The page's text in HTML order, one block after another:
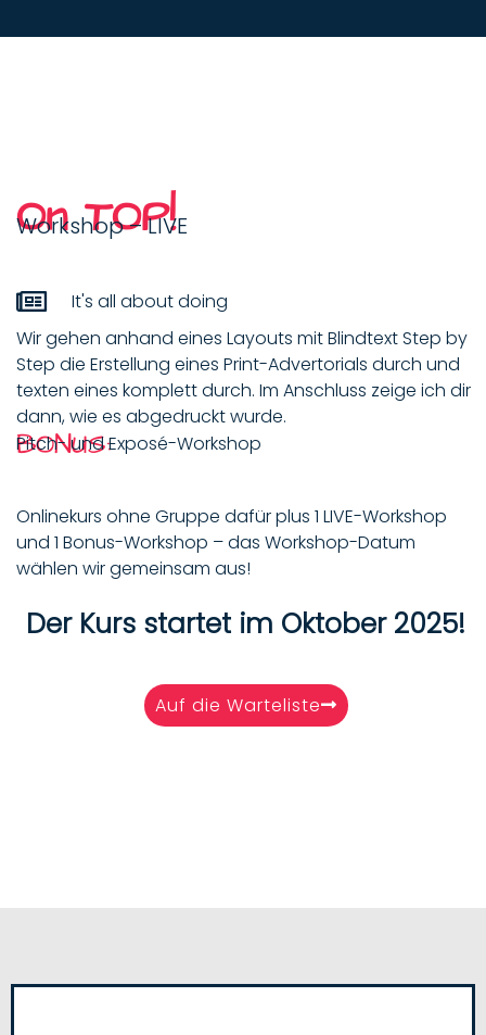
On TOP!
Workshop – LIVE
It's all about doing
Wir gehen anhand eines Layouts mit Blindtext Step by
Step die Erstellung eines Print-Advertorials durch und
texten eines komplett durch. Im Anschluss zeige ich dir
dann, wie es abgedruckt wurde.
BONUS:
Pitch- und Exposé-Workshop
Onlinekurs ohne Gruppe dafür plus 1 LIVE-Workshop
und 1 Bonus-Workshop – das Workshop-Datum
wählen wir gemeinsam aus!
Der Kurs startet im Oktober 2025!
Auf die Warteliste